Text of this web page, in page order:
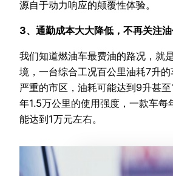
源自于动力响应的颠覆性体验。
3、通勤成本大大降低，不再关注
我们知道燃油车最费油的路况，就
境，一台综合工况百公里油耗7升
严重的市区，油耗可能达到9升甚
年1.5万公里的使用强度，一款车每
能达到1万元左右。